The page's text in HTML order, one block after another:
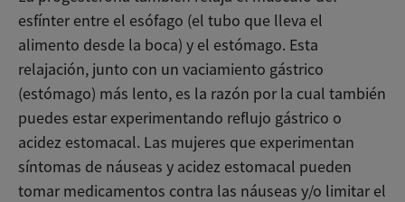
esfínter entre el esófago (el tubo que lleva el
alimento desde la boca) y el estómago. Esta
relajación, junto con un vaciamiento gástrico
(estómago) más lento, es la razón por la cual también
puedes estar experimentando reflujo gástrico o
acidez estomacal. Las mujeres que experimentan
síntomas de náuseas y acidez estomacal pueden
tomar medicamentos contra las náuseas y/o limitar el